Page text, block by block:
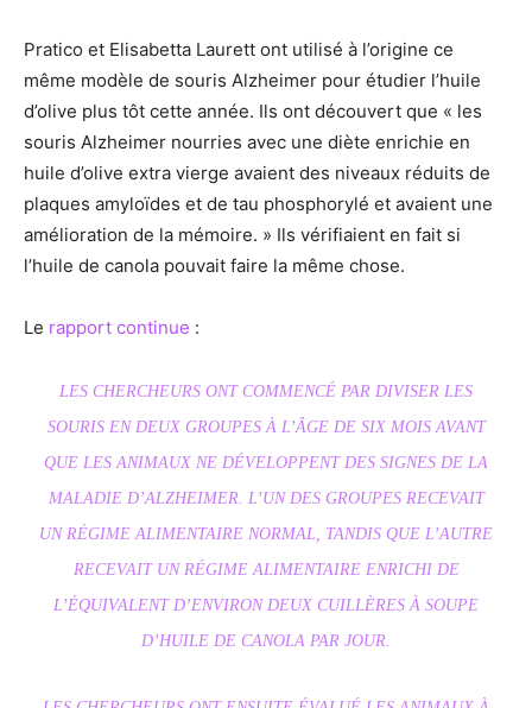
Pratico et Elisabetta Laurett ont utilisé à l’origine ce
même modèle de souris Alzheimer pour étudier l’huile
d’olive plus tôt cette année. Ils ont découvert que « les
souris Alzheimer nourries avec une diète enrichie en
huile d’olive extra vierge avaient des niveaux réduits de
plaques amyloïdes et de tau phosphorylé et avaient une
amélioration de la mémoire. » Ils vérifiaient en fait si
l’huile de canola pouvait faire la même chose.
Le rapport continue :
LES CHERCHEURS ONT COMMENCÉ PAR DIVISER LES
SOURIS EN DEUX GROUPES À L’ÂGE DE SIX MOIS AVANT
QUE LES ANIMAUX NE DÉVELOPPENT DES SIGNES DE LA
MALADIE D’ALZHEIMER. L’UN DES GROUPES RECEVAIT
UN RÉGIME ALIMENTAIRE NORMAL, TANDIS QUE L’AUTRE
RECEVAIT UN RÉGIME ALIMENTAIRE ENRICHI DE
L’ÉQUIVALENT D’ENVIRON DEUX CUILLÈRES À SOUPE
D’HUILE DE CANOLA PAR JOUR.